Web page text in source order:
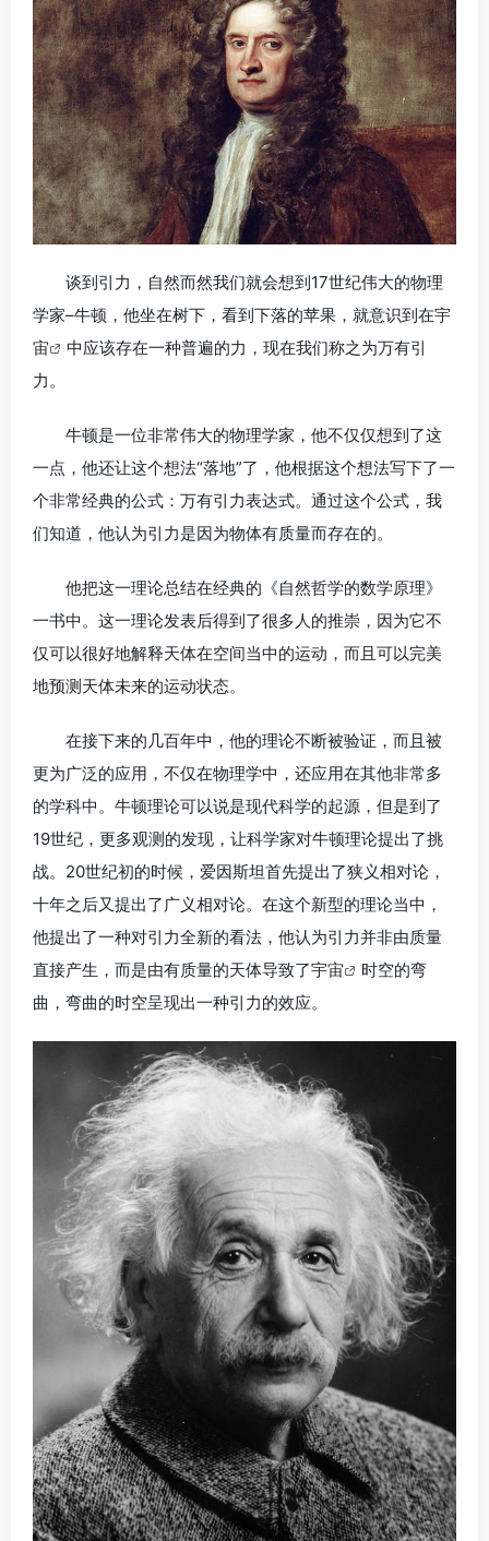
谈到引力，自然而然我们就会想到17世纪伟大的物理
学家–牛顿，他坐在树下，看到下落的苹果，就意识到在宇
宙
中应该存在一种普遍的力，现在我们称之为万有引
力。
牛顿是一位非常伟大的物理学家，他不仅仅想到了这
一点，他还让这个想法“落地”了，他根据这个想法写下了一
个非常经典的公式：万有引力表达式。通过这个公式，我
们知道，他认为引力是因为物体有质量而存在的。
他把这一理论总结在经典的《自然哲学的数学原理》
一书中。这一理论发表后得到了很多人的推崇，因为它不
仅可以很好地解释天体在空间当中的运动，而且可以完美
地预测天体未来的运动状态。
在接下来的几百年中，他的理论不断被验证，而且被
更为广泛的应用，不仅在物理学中，还应用在其他非常多
的学科中。牛顿理论可以说是现代科学的起源，但是到了
19世纪，更多观测的发现，让科学家对牛顿理论提出了挑
战。20世纪初的时候，爱因斯坦首先提出了狭义相对论，
十年之后又提出了广义相对论。在这个新型的理论当中，
他提出了一种对引力全新的看法，他认为引力并非由质量
直接产生，而是由有质量的天体导致了宇宙
时空的弯
曲，弯曲的时空呈现出一种引力的效应。